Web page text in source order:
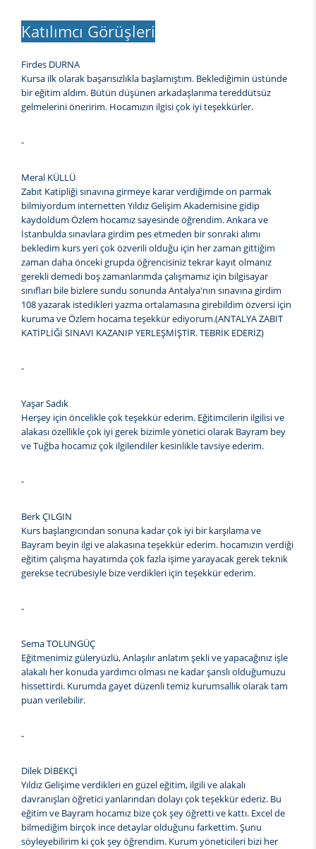
Katılımcı Görüşleri
Firdes DURNA
Kursa ilk olarak başarısızlıkla başlamıştım. Beklediğimin üstünde
bir eğitim aldım. Bütün düşünen arkadaşlarıma tereddütsüz
gelmelerini öneririm. Hocamızın ilgisi çok iyi teşekkürler.
-
Meral KÜLLÜ
Zabıt Katipliği sınavına girmeye karar verdiğimde on parmak
bilmiyordum internetten Yıldız Gelişim Akademisine gidip
kaydoldum Özlem hocamız sayesinde öğrendim. Ankara ve
İstanbulda sınavlara girdim pes etmeden bir sonraki alımı
bekledim kurs yeri çok özverili olduğu için her zaman gittiğim
zaman daha önceki grupda öğrencisiniz tekrar kayıt olmanız
gerekli demedi boş zamanlarımda çalışmamız için bilgisayar
sınıfları bile bizlere sundu sonunda Antalya'nın sınavına girdim
108 yazarak istedikleri yazma ortalamasına girebildim özversi için
kuruma ve Özlem hocama teşekkür ediyorum.(ANTALYA ZABIT
KATİPLİĞİ SINAVI KAZANIP YERLEŞMİŞTİR. TEBRİK EDERİZ)
-
Yaşar Sadık
Herşey için öncelikle çok teşekkür ederim. Eğitimcilerin ilgilisi ve
alakası özellikle çok iyi gerek bizimle yönetici olarak Bayram bey
ve Tuğba hocamız çok ilgilendiler kesinlikle tavsiye ederim.
-
Berk ÇILGIN
Kurs başlangıcından sonuna kadar çok iyi bir karşılama ve
Bayram beyin ilgi ve alakasına teşekkür ederim. hocamızın verdiği
eğitim çalışma hayatımda çok fazla işime yarayacak gerek teknik
gerekse tecrübesiyle bize verdikleri için teşekkür ederim.
-
Sema TOLUNGÜÇ
Eğitmenimiz güleryüzlü, Anlaşılır anlatım şekli ve yapacağınız işle
alakalı her konuda yardımcı olması ne kadar şanslı olduğumuzu
hissettirdi. Kurumda gayet düzenli temiz kurumsallık olarak tam
puan verilebilir.
-
Dilek DİBEKÇİ
Yıldız Gelişime verdikleri en güzel eğitim, ilgili ve alakalı
davranışları öğretici yanlarından dolayı çok teşekkür ederiz. Bu
eğitim ve Bayram hocamız bize çok şey öğretti ve kattı. Excel de
bilmediğim birçok ince detaylar olduğunu farkettim. Şunu
söyleyebilirim ki çok şey öğrendim. Kurum yöneticileri bizi her